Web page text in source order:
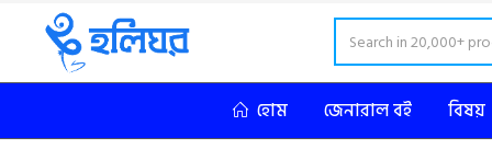
হোম জেনারাল বই বিষয়